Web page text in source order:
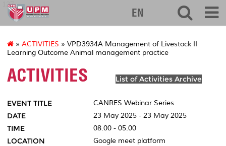
127
EN
» ACTIVITIES » VPD3934A Management of Livestock II
Learning Outcome Animal management practice
ACTIVITIES List of Activities Archive
EVENT TITLE CANRES Webinar Series
DATE 23 May 2025 - 23 May 2025
TIME 08.00 - 05.00
LOCATION Google meet platform